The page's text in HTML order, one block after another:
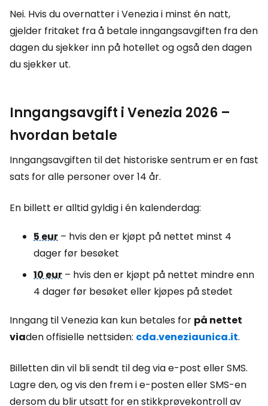
Nei. Hvis du overnatter i Venezia i minst én natt,
gjelder fritaket fra å betale inngangsavgiften fra den
dagen du sjekker inn på hotellet og også den dagen
du sjekker ut.
Inngangsavgift i Venezia 2026 –
hvordan betale
Inngangsavgiften til det historiske sentrum er en fast
sats for alle personer over 14 år.
En billett er alltid gyldig i én kalenderdag:
5 eur – hvis den er kjøpt på nettet minst 4
dager før besøket
10 eur – hvis den er kjøpt på nettet mindre enn
4 dager før besøket eller kjøpes på stedet
Inngang til Venezia kan kun betales for på nettet
viaden offisielle nettsiden: cda.veneziaunica.it.
Billetten din vil bli sendt til deg via e-post eller SMS.
Lagre den, og vis den frem i e-posten eller SMS-en
dersom du blir utsatt for en stikkprøvekontroll av